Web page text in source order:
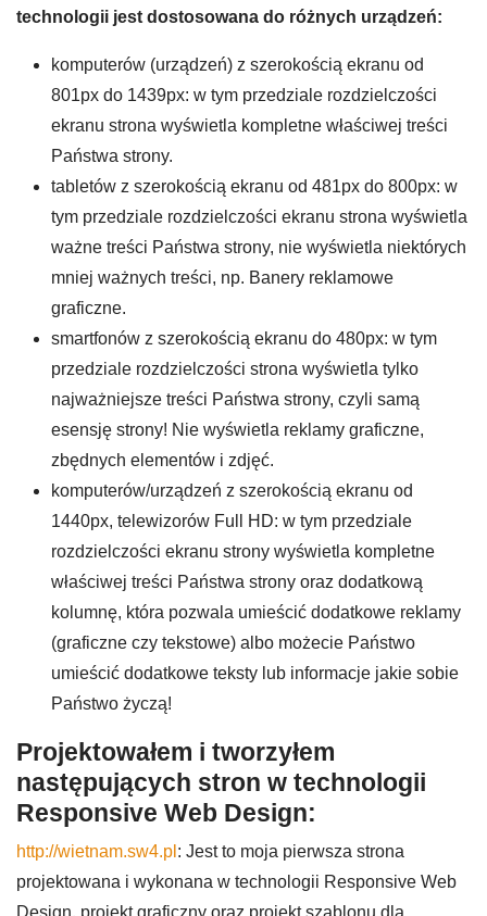
technologii jest dostosowana do różnych urządzeń:
komputerów (urządzeń) z szerokością ekranu od
801px do 1439px: w tym przedziale rozdzielczości
ekranu strona wyświetla kompletne właściwej treści
Państwa strony.
tabletów z szerokością ekranu od 481px do 800px: w
tym przedziale rozdzielczości ekranu strona wyświetla
ważne treści Państwa strony, nie wyświetla niektórych
mniej ważnych treści, np. Banery reklamowe
graficzne.
smartfonów z szerokością ekranu do 480px: w tym
przedziale rozdzielczości strona wyświetla tylko
najważniejsze treści Państwa strony, czyli samą
esensję strony! Nie wyświetla reklamy graficzne,
zbędnych elementów i zdjęć.
komputerów/urządzeń z szerokością ekranu od
1440px, telewizorów Full HD: w tym przedziale
rozdzielczości ekranu strony wyświetla kompletne
właściwej treści Państwa strony oraz dodatkową
kolumnę, która pozwala umieścić dodatkowe reklamy
(graficzne czy tekstowe) albo możecie Państwo
umieścić dodatkowe teksty lub informacje jakie sobie
Państwo życzą!
Projektowałem i tworzyłem
następujących stron w technologii
Responsive Web Design:
http://wietnam.sw4.pl : Jest to moja pierwsza strona
projektowana i wykonana w technologii Responsive Web
Design, projekt graficzny oraz projekt szablonu dla